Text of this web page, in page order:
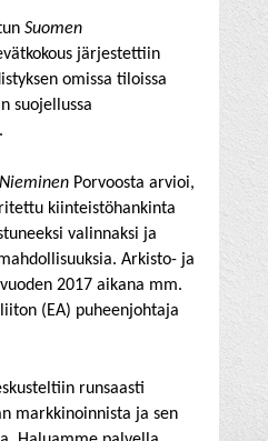
Suomen
järjestettiin
omissa tiloissa
suojellussa
Porvoosta arvioi,
kiinteistöhankinta
valinnaksi ja
Arkisto- ja
2017 aikana mm.
(EA) puheenjohtaja
runsaasti
markkinoinnista ja sen